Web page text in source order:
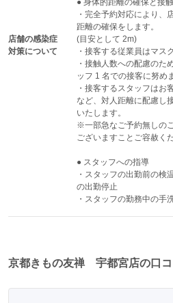
店舗の感染症
対策について
● 身体的距離の確保と接
・完全予約対応により、
距離の確保をします。
(目安として 2m)
・接客する従業員はマス
・接触人数への配慮のた
ッフ 1 名での接客に努め
・接客するスタッフはお
など、対人距離に配慮し
いたします。
※一部急なご予約無しの
ございますことご容赦く
● スタッフへの指導
・スタッフの出勤前の検
の出勤停止
・スタッフの勤務中の手
京都きもの友禅 宇都宮店の口コ